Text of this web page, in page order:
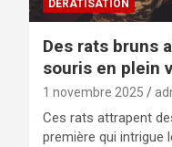
DERATISATION
Des rats bruns
souris en plein
1 novembre 2025
Ces rats attrapent
première qui intrigue